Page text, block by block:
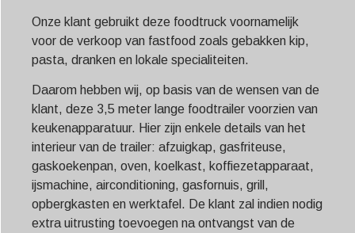
Onze klant gebruikt deze foodtruck voornamelijk
voor de verkoop van fastfood zoals gebakken kip,
pasta, dranken en lokale specialiteiten.
Daarom hebben wij, op basis van de wensen van de
klant, deze 3,5 meter lange foodtrailer voorzien van
keukenapparatuur. Hier zijn enkele details van het
interieur van de trailer: afzuigkap, gasfriteuse,
gaskoekenpan, oven, koelkast, koffiezetapparaat,
ijsmachine, airconditioning, gasfornuis, grill,
opbergkasten en werktafel. De klant zal indien nodig
extra uitrusting toevoegen na ontvangst van de